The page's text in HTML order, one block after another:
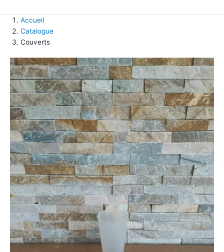
Accueil
Catalogue
Couverts